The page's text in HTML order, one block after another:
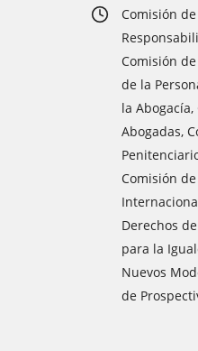
Comisión
Comisión
de la
la
Abogadas,
Comisión
Derechos
para la
Nuevos
de